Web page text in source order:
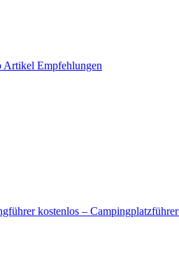
Artikel Empfehlungen
kostenlos –